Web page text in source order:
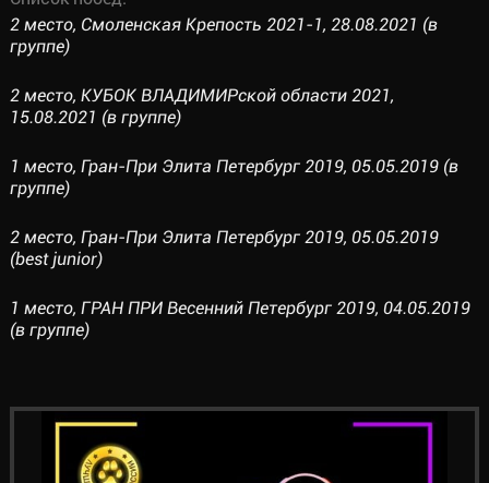
2 место, Смоленская Крепость 2021-1, 28.08.2021 (в
группе)
2 место, КУБОК ВЛАДИМИРской области 2021,
15.08.2021 (в группе)
1 место, Гран-При Элита Петербург 2019, 05.05.2019 (в
группе)
2 место, Гран-При Элита Петербург 2019, 05.05.2019
(best junior)
1 место, ГРАН ПРИ Весенний Петербург 2019, 04.05.2019
(в группе)